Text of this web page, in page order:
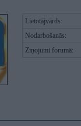
Lietotājvārds:
Nodarbošanās:
Ziņojumi forumā: